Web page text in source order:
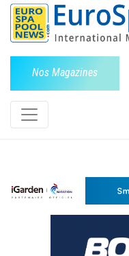
Nos Magazines